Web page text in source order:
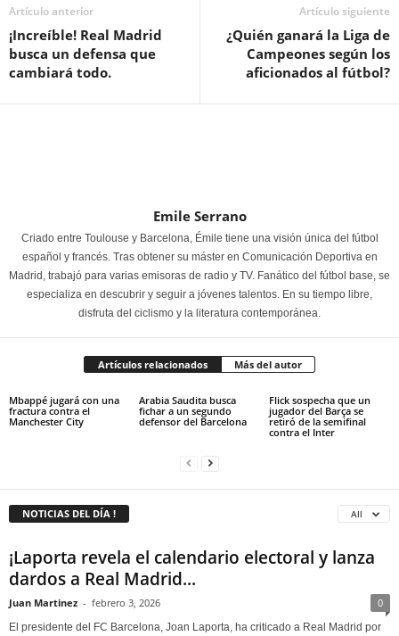
Artículo anterior
¡Increíble! Real Madrid
busca un defensa que
cambiará todo.
Artículo siguiente
¿Quién ganará la Liga de
Campeones según los
aficionados al fútbol?
Emile Serrano
Criado entre Toulouse y Barcelona, Émile tiene una visión única del fútbol
español y francés. Tras obtener su máster en Comunicación Deportiva en
Madrid, trabajó para varias emisoras de radio y TV. Fanático del fútbol base, se
especializa en descubrir y seguir a jóvenes talentos. En su tiempo libre,
disfruta del ciclismo y la literatura contemporánea.
Artículos relacionados Más del autor
Mbappé jugará con una
fractura contra el
Manchester City
Arabia Saudita busca
fichar a un segundo
defensor del Barcelona
Flick sospecha que un
jugador del Barça se
retiró de la semifinal
contra el Inter
NOTICIAS DEL DÍA ! All
¡Laporta revela el calendario electoral y lanza
dardos a Real Madrid...
Juan Martinez - febrero 3, 2026 0
El presidente del FC Barcelona, Joan Laporta, ha criticado a Real Madrid por